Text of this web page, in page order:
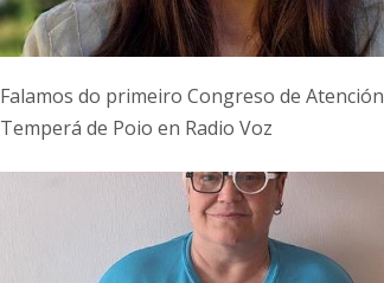
Falamos do primeiro Congreso de Atención
Temperá de Poio en Radio Voz